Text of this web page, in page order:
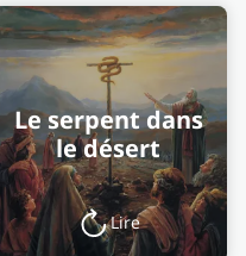
Le serpent dans
le désert
Lire